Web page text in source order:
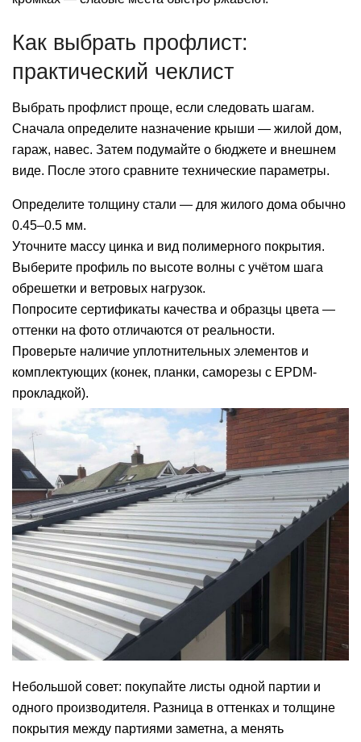
Как выбрать профлист:
практический чеклист
Выбрать профлист проще, если следовать шагам.
Сначала определите назначение крыши — жилой дом,
гараж, навес. Затем подумайте о бюджете и внешнем
виде. После этого сравните технические параметры.
Определите толщину стали — для жилого дома обычно
0.45–0.5 мм.
Уточните массу цинка и вид полимерного покрытия.
Выберите профиль по высоте волны с учётом шага
обрешетки и ветровых нагрузок.
Попросите сертификаты качества и образцы цвета —
оттенки на фото отличаются от реальности.
Проверьте наличие уплотнительных элементов и
комплектующих (конек, планки, саморезы с EPDM-
прокладкой).
Небольшой совет: покупайте листы одной партии и
одного производителя. Разница в оттенках и толщине
покрытия между партиями заметна, а менять